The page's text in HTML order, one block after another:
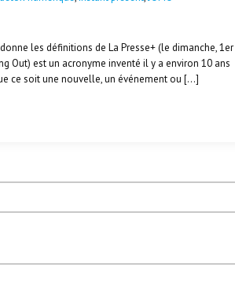
les définitions de La Presse+ (le dimanche, 1er
Out) est un acronyme inventé il y a environ 10 ans
ce soit une nouvelle, un événement ou […]